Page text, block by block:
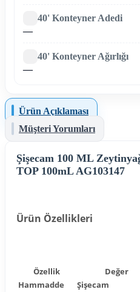
40' Konteyner Adedi
—
40' Konteyner Ağırlığı
—
Ürün Açıklaması
Müşteri Yorumları
Şişecam 100 ML
TOP 100mL AG103147
Ürün Özellikleri
Özellik
Değer
Hammadde
Şişecam